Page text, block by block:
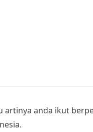
artinya anda ikut